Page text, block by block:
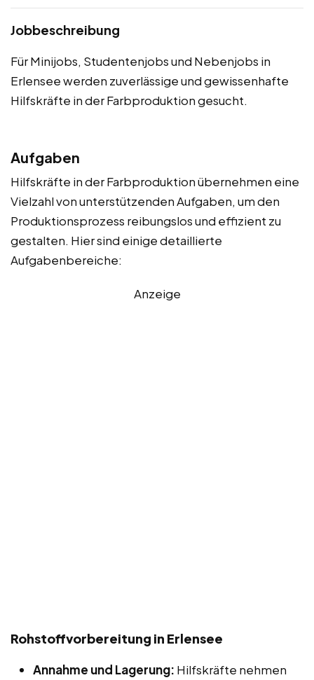
Jobbeschreibung
Für Minijobs, Studentenjobs und Nebenjobs in
Erlensee werden zuverlässige und gewissenhafte
Hilfskräfte in der Farbproduktion gesucht.
Aufgaben
Hilfskräfte in der Farbproduktion übernehmen eine
Vielzahl von unterstützenden Aufgaben, um den
Produktionsprozess reibungslos und effizient zu
gestalten. Hier sind einige detaillierte
Aufgabenbereiche:
Anzeige
Rohstoffvorbereitung in Erlensee
Annahme und Lagerung: Hilfskräfte nehmen